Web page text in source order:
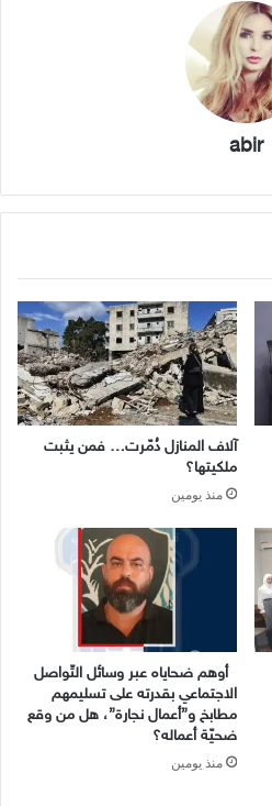
abir
آلاف المنازل دُمّرت… فمن يثبت
ملكيتها؟
منذ يومين
أوهم ضحاياه عبر وسائل التّواصل
الاجتماعي بقدرته على تسليمهم
مطابخ و”أعمال نجارة”، هل من وقع
ضحيّة أعماله؟
منذ يومين